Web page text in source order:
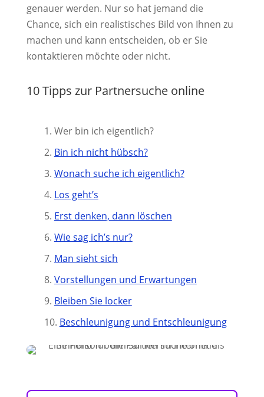
genauer werden. Nur so hat jemand die
Chance, sich ein realistisches Bild von Ihnen zu
machen und kann entscheiden, ob er Sie
kontaktieren möchte oder nicht.
10 Tipps zur Partnersuche online
Wer bin ich eigentlich?
Bin ich nicht hübsch?
Wonach suche ich eigentlich?
Los geht’s
Erst denken, dann löschen
Wie sag ich’s nur?
Man sieht sich
Vorstellungen und Erwartungen
Bleiben Sie locker
Beschleunigung und Entschleunigung